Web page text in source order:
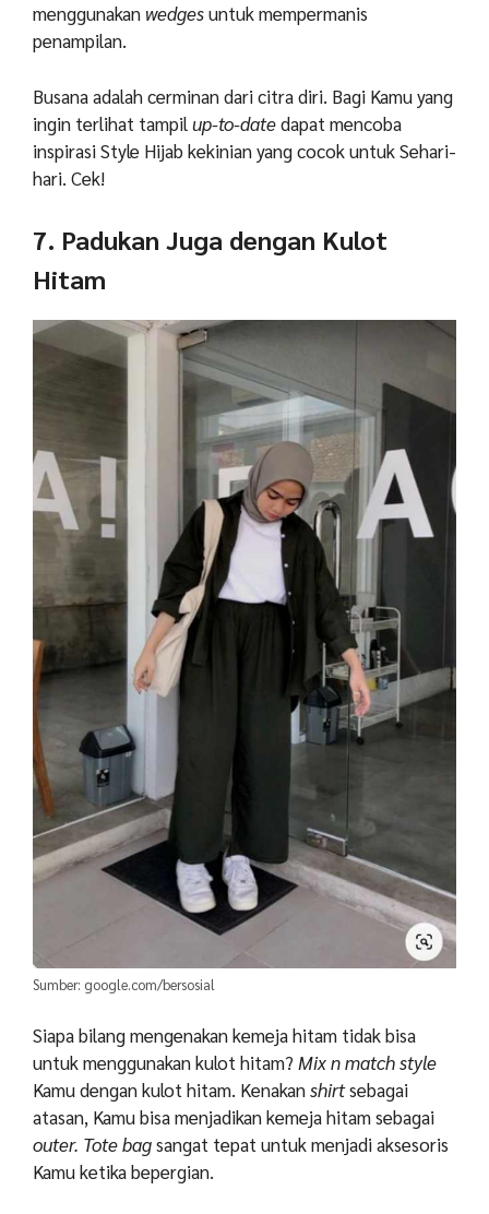
menggunakan wedgesuntuk mempermanis
penampilan.
Busana adalah cerminan dari citra diri. Bagi Kamu yang
ingin terlihat tampilup-to-datedapat mencoba
inspirasiStyle Hijab kekinianyang cocok untuk Sehari-
hari. Cek!
7. Padukan Juga dengan Kulot
Hitam
Sumber: google.com/bersosial
Siapa bilang mengenakan kemeja hitam tidak bisa
untuk menggunakan kulot hitam? Mix n matchstyle
Kamu dengan kulot hitam. Kenakanshirtsebagai
atasan, Kamu bisa menjadikan kemeja hitam sebagai
outer. Tote bagsangat tepat untuk menjadi aksesoris
Kamu ketika bepergian.